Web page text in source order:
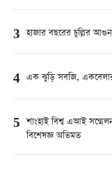
3 হাজার বছরের চুল্লির
4 এক ঝুড়ি সবজি,
5 শাংহাই বিশ্ব এআই
বিশেষজ্ঞ অভিমত